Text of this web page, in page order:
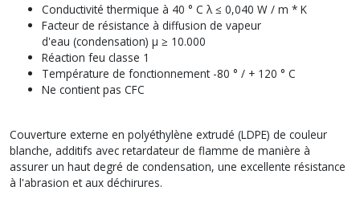
Conductivité thermique à 40 ° C λ ≤ 0,040 W / m * K
Facteur de résistance à diffusion de vapeur
d'eau (condensation) μ ≥ 10.000
Réaction feu classe 1
Température de fonctionnement -80 ° / + 120 ° C
Ne contient pas CFC
Couverture externe en polyéthylène extrudé (LDPE) de couleur
blanche, additifs avec retardateur de flamme de manière à
assurer un haut degré de condensation, une excellente résistance
à l'abrasion et aux déchirures.